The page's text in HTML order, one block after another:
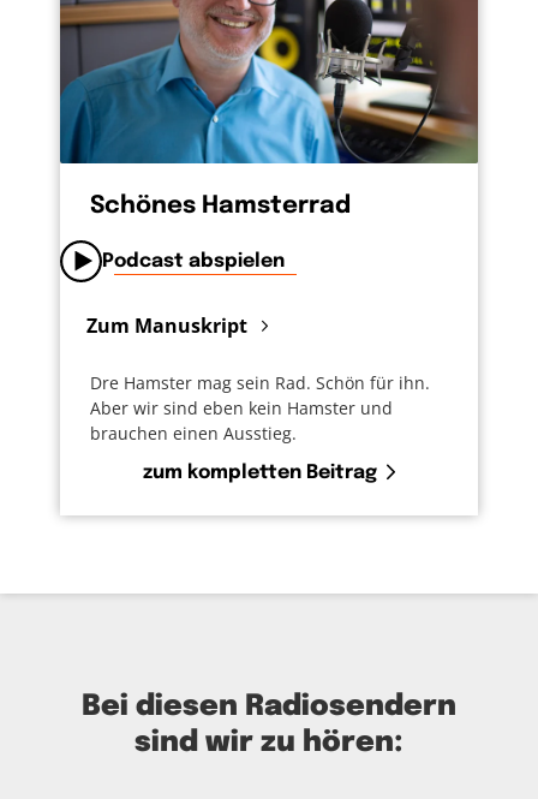
Schönes Hamsterrad
Podcast abspielen
Zum Manuskript
Dre Hamster mag sein Rad. Schön für ihn.
Aber wir sind eben kein Hamster und
brauchen einen Ausstieg.
zum kompletten Beitrag
Bei diesen Radiosendern
sind wir zu hören: